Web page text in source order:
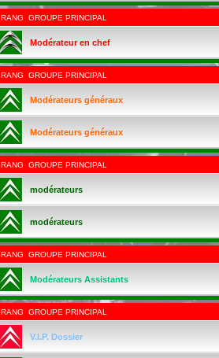
RANG GROUPE PRINCIPAL
Modérateur en chef
RANG GROUPE PRINCIPAL
Modérateurs généraux
Modérateurs généraux
RANG GROUPE PRINCIPAL
modérateurs
modérateurs
RANG GROUPE PRINCIPAL
Modérateurs Assistants
RANG GROUPE PRINCIPAL
V.I.P. Dossier